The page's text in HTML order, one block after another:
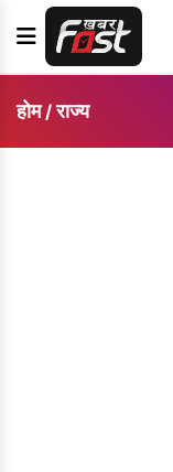
होम/ राज्य